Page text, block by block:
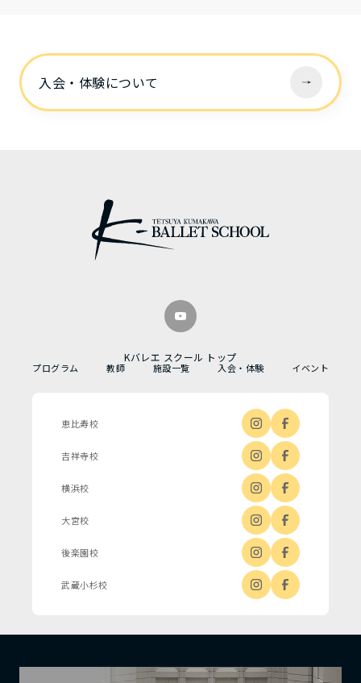
入会・体験について
Kバレエ スクール トップ
プログラム 教師 施設一覧 入会・体験 イベント
恵比寿校
吉祥寺校
横浜校
大宮校
後楽園校
武蔵小杉校